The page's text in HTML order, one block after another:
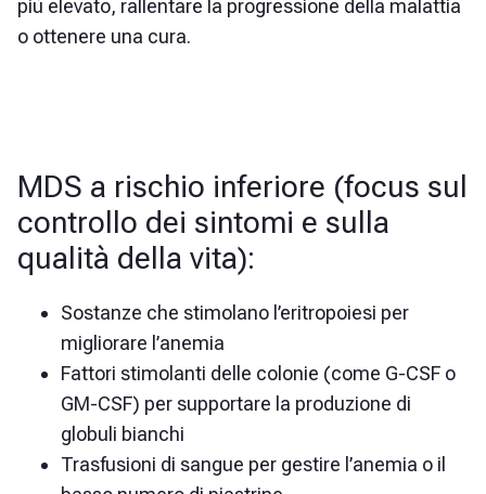
più elevato, rallentare la progressione della malattia
o ottenere una cura.
MDS a rischio inferiore (focus sul
controllo dei sintomi e sulla
qualità della vita):
Sostanze che stimolano l’eritropoiesi per
migliorare l’anemia
Fattori stimolanti delle colonie (come G-CSF o
GM-CSF) per supportare la produzione di
globuli bianchi
Trasfusioni di sangue per gestire l’anemia o il